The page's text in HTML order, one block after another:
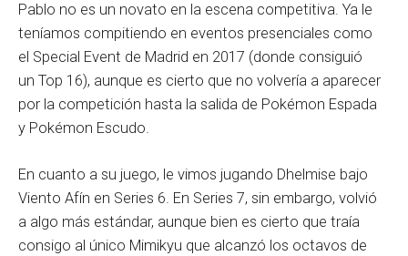
Pablo no es un novato en la escena competitiva. Ya le
teníamos compitiendo en eventos presenciales como
el Special Event de Madrid en 2017 (donde consiguió
un Top 16), aunque es cierto que no volvería a aparecer
por la competición hasta la salida de Pokémon Espada
y Pokémon Escudo.
En cuanto a su juego, le vimos jugando Dhelmise bajo
Viento Afín en Series 6. En Series 7, sin embargo, volvió
a algo más estándar, aunque bien es cierto que traía
consigo al único Mimikyu que alcanzó los octavos de